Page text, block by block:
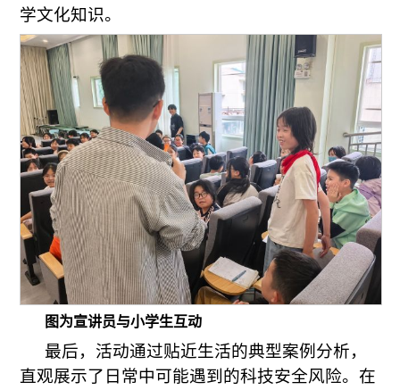
学文化知识。
图为宣讲员与小学生互动
最后，活动通过贴近生活的典型案例分析，
直观展示了日常中可能遇到的科技安全风险。在